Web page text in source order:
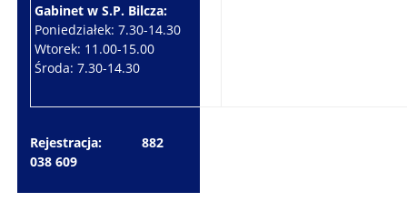
Gabinet w S.P. Bilcza:
Poniedziałek: 7.30-14.30
Wtorek: 11.00-15.00
Środa: 7.30-14.30
Rejestracja: 882
038 609